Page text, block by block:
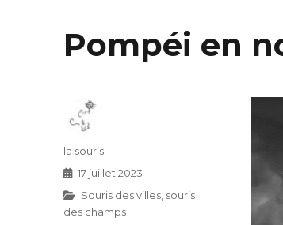
Pompéi en
Auteur
la souris
Publié
17 juillet 2023
Catégories
Souris des villes, souris
des champs